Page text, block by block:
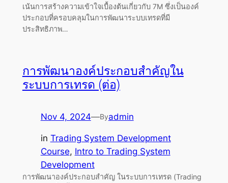
เน้นการสร้างความเข้าใจเบื้องต้นเกี่ยวกับ 7M ซึ่งเป็นองค์
ประกอบที่ครอบคลุมในการพัฒนาระบบเทรดที่มี
ประสิทธิภาพ…
การพัฒนาองค์ประกอบสำคัญใน
ระบบการเทรด (ต่อ)
Nov 4, 2024—Byadmin
in Trading System Development
Course, Intro to Trading System
Development
การพัฒนาองค์ประกอบสำคัญ ในระบบการเทรด (Trading